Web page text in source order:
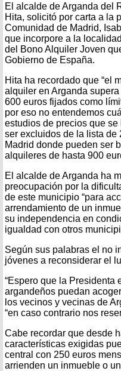
El alcalde de Arganda del
Hita, solicitó por carta a la
Comunidad de Madrid,
que incorpore a la
del Bono Alquiler Joven
Gobierno de España.
Hita ha recordado que “el
alquiler en Arganda
600 euros fijados como
por eso no entendemos
estudios de precios que se
ser excluidos de la lista de
Madrid donde pueden ser
alquileres de hasta 900
El alcalde de Arganda ha
preocupación por la
de este municipio “para
arrendamiento de un
su independencia en
igualdad con otros
Según sus palabras el no
jóvenes a reconsiderar el
“Espero que la Presidenta
argandeños puedan
los vecinos y vecinas de
“en caso contrario nos
Cabe recordar que desde
características exigidas
central con 250 euros
arrienden un inmueble o